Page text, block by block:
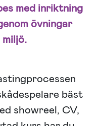
med inriktning
övningar
bäst
showreel, CV,